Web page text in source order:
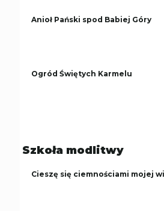
Anioł Pański spod Babiej Góry
Ogród Świętych Karmelu
Szkoła modlitwy
Cieszę się ciemnościami mojej